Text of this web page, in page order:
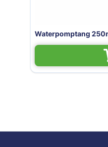
chrome-vanadium